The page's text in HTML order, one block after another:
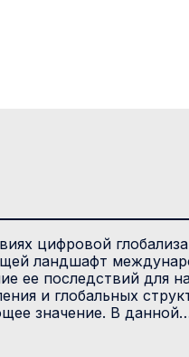
цифровой
ландшафт
ее последствий для
и глобальных
значение. В